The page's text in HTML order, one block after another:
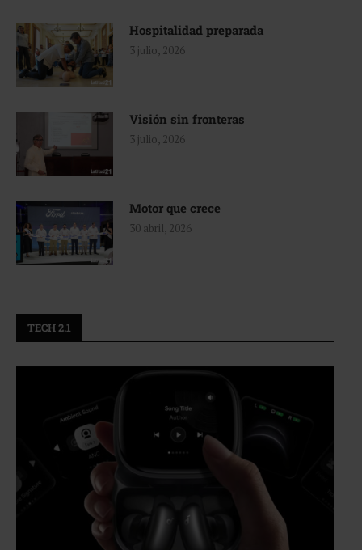
Hospitalidad preparada
3 julio, 2026
Visión sin fronteras
3 julio, 2026
Motor que crece
30 abril, 2026
TECH 2.1